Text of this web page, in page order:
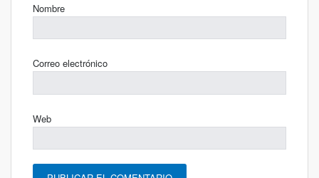
Nombre
Correo electrónico
Web